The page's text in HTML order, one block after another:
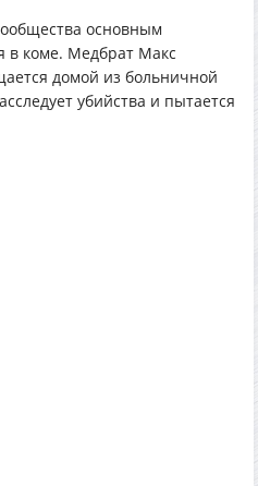
основным
в коме. Медбрат Макс
домой из больничной
убийства и пытается